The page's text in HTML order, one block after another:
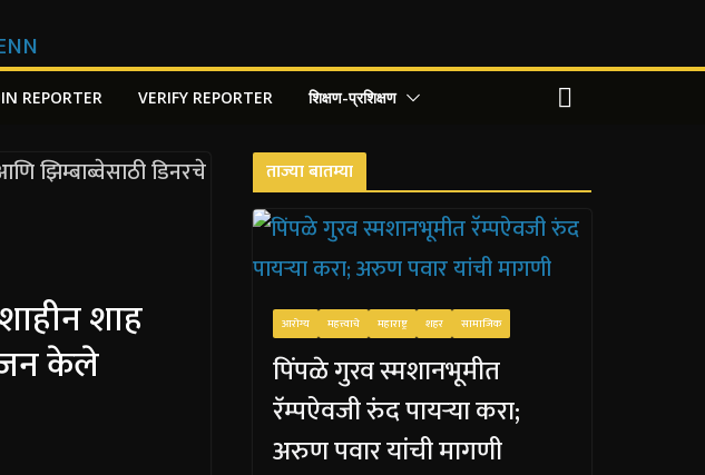
REPORTER VERIFY REPORTER शिक्षण-प्रशिक्षण
शाह
केले
ताज्या बातम्या
आरोग्य महत्त्वाचे महाराष्ट्र शहर सामाजिक
पिंपळे गुरव स्मशानभूमीत
रॅम्पऐवजी रुंद पायऱ्या करा;
अरुण पवार यांची मागणी